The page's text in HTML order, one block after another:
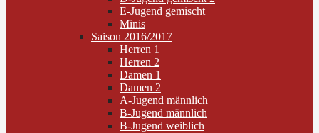
E-Jugend gemischt
Minis
Saison 2016/2017
Herren 1
Herren 2
Damen 1
Damen 2
A-Jugend männlich
B-Jugend männlich
B-Jugend weiblich